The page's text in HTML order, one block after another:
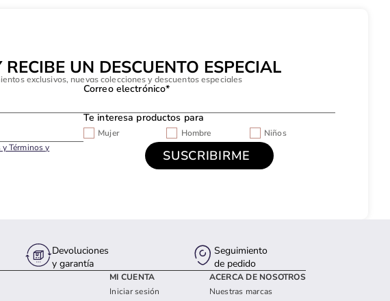
RECIBE UN DESCUENTO ESPECIAL
exclusivos, nuevas colecciones y descuentos especiales
Correo electrónico*
Te interesa productos para
Mujer Hombre
Niños
Términos y
Devoluciones
y garantía
Seguimiento
de pedido
MI CUENTA
Iniciar sesión
ACERCA DE NOSOTROS
Nuestras marcas